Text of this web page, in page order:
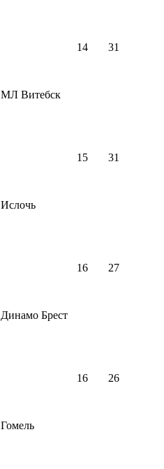
МЛ Витебск
14 31
Ислочь
15 31
Динамо Брест
16 27
Гомель
16 26